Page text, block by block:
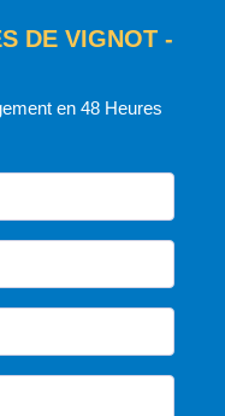
DE VIGNOT -
en 48 Heures